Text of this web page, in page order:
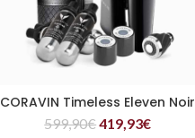
LIRE LA SUITE
CORAVIN Timeless Eleven Noir
599,90€419,93€